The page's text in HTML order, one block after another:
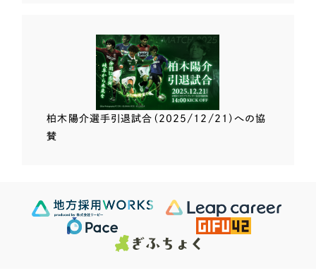
柏木陽介選手引退試合（2025/12/21）への協
賛